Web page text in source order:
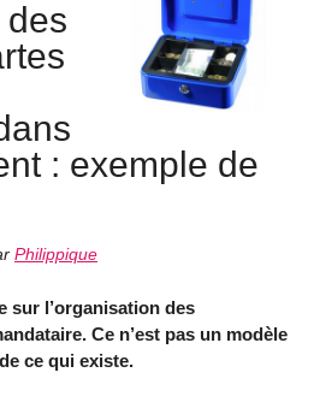
: exemple de
Philippique
sur l’organisation des
Ce n’est pas un modèle
ce qui existe.